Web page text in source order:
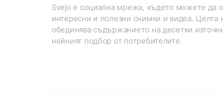
Svejo е социална мрежа, където можете да
интересни и полезни снимки и видеа. Целта
обединява съдържанието на десетки
нейният подбор от потребителите.